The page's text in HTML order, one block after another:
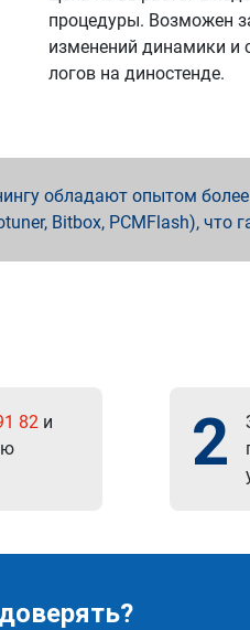
процедуры. Возможен
изменений динамики и
логов на диностенде.
обладают опытом
Bitbox, PCMFlash), что
82 и
2